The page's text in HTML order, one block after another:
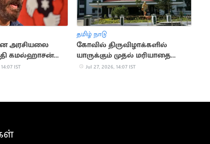
அரசியலை
கமல்ஹாசன்
மநீம
IST
தமிழ் நாடு
கோவில் திருவிழாக்களில்
யாருக்கும் முதல் மரியாதை
கிடையாது
Jul 27, 2026, 14:07 IST